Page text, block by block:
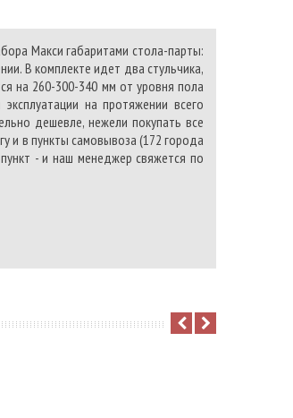
Макси габаритами стола-парты:
В комплекте идет два стульчика,
на 260-300-340 мм от уровня пола
на протяжении всего
дешевле, нежели покупать все
и в пункты самовывоза (172 города
- и наш менеджер свяжется по